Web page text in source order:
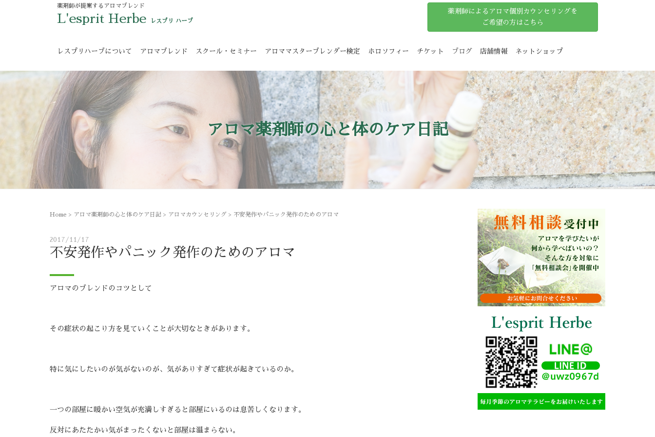
薬剤師が提案するアロマブレンド
L'esprit Herbe レスプリ ハーブ
薬剤師によるアロマ個別カウンセリングを
ご希望の方はこちら
レスプリハーブについて アロマブレンド スクール・セミナー アロママスターブレンダー検定 ホロソフィー チケット ブログ 店舗情報 ネットショップ
アロマ薬剤師の心と体のケア日記
Home > アロマ薬剤師の心と体のケア日記 > アロマカウンセリング > 不安発作やパニック発作のためのアロマ
2017/11/17
不安発作やパニック発作のためのアロマ
アロマのブレンドのコツとして
その症状の起こり方を見ていくことが大切なときがあります。
特に気にしたいのが気がないのが、気がありすぎて症状が起きているのか。
一つの部屋に暖かい空気が充満しすぎると部屋にいるのは息苦しくなります。
反対にあたたかい気がまったくないと部屋は温まらない。